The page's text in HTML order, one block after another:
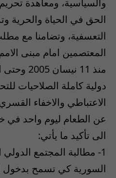
والسياسية، ومعاهدة
الحق في الحياة والحرية
التعسفية، وتضامنا مع
المعتصمين امام مبنى
منذ 11
دولية كاملة الصلاحيات
الاعتباطي والاخفاء
عن الطعام ليوم واحد في
الى تأكيد ما يأتي:
1- مطالبة المجتمع
السورية كي تسمح بدخول